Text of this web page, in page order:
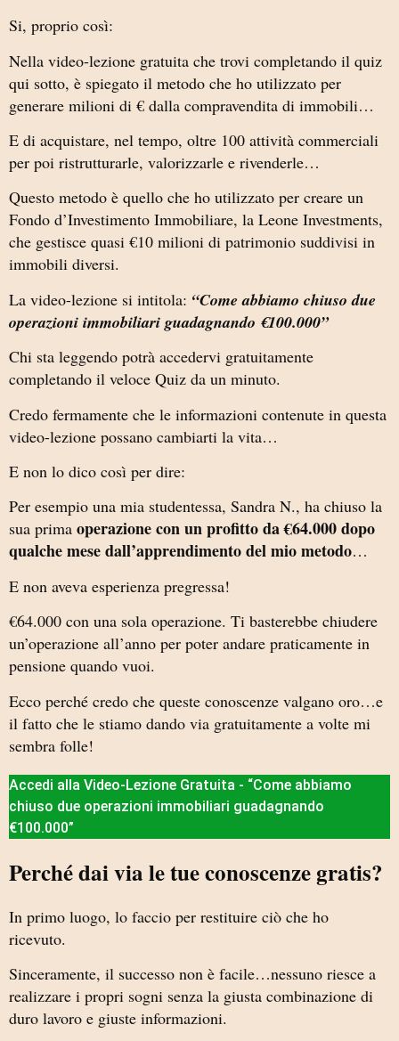
Si, proprio così:
Nella video-lezione gratuita che trovi completando il quiz
qui sotto, è spiegato il metodo che ho utilizzato per
generare milioni di € dalla compravendita di immobili…
E di acquistare, nel tempo, oltre 100 attività commerciali
per poi ristrutturarle, valorizzarle e rivenderle…
Questo metodo è quello che ho utilizzato per creare un
Fondo d’Investimento Immobiliare, la Leone Investments,
che gestisce quasi €10 milioni di patrimonio suddivisi in
immobili diversi.
La video-lezione si intitola: “Come abbiamo chiuso due
operazioni immobiliari guadagnando €100.000”
Chi sta leggendo potrà accedervi gratuitamente
completando il veloce Quiz da un minuto.
Credo fermamente che le informazioni contenute in questa
video-lezione possano cambiarti la vita…
E non lo dico così per dire:
Per esempio una mia studentessa, Sandra N., ha chiuso la
sua prima operazione con un profitto da €64.000 dopo
qualche mese dall’apprendimento del mio metodo…
E non aveva esperienza pregressa!
€64.000 con una sola operazione. Ti basterebbe chiudere
un’operazione all’anno per poter andare praticamente in
pensione quando vuoi.
Ecco perché credo che queste conoscenze valgano oro…e
il fatto che le stiamo dando via gratuitamente a volte mi
sembra folle!
Accedi alla Video-Lezione Gratuita - “Come abbiamo
chiuso due operazioni immobiliari guadagnando
€100.000”
Perché dai via le tue conoscenze gratis?
In primo luogo, lo faccio per restituire ciò che ho
ricevuto.
Sinceramente, il successo non è facile…nessuno riesce a
realizzare i propri sogni senza la giusta combinazione di
duro lavoro e giuste informazioni.